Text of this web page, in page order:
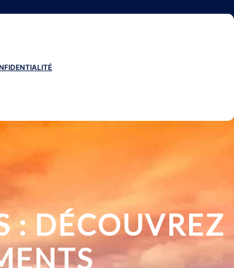
: DÉCOUVREZ